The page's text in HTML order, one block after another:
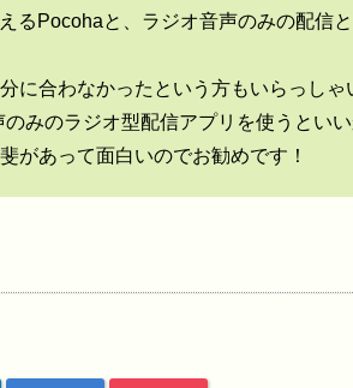
るPocohaと、ラジオ音声のみの配信
に合わなかったという方もいらっしゃ
みのラジオ型配信アプリを使うといい
があって面白いのでお勧めです！